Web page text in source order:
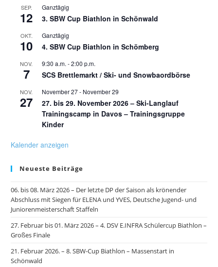
SEP.
12
Ganztägig
3. SBW Cup Biathlon in Schönwald
OKT.
10
Ganztägig
4. SBW Cup Biathlon in Schömberg
NOV.
7
9:30 a.m. -2:00 p.m.
SCS Brettlemarkt / Ski- und Snowbaordbörse
NOV.
27
November 27- November 29
27. bis 29. November 2026 – Ski-Langlauf
Trainingscamp in Davos – Trainingsgruppe
Kinder
Kalender anzeigen
Neueste Beiträge
06. bis 08. März 2026 – Der letzte DP der Saison als krönender
Abschluss mit Siegen für ELENA und YVES, Deutsche Jugend- und
Juniorenmeisterschaft Staffeln
27. Februar bis 01. März 2026 – 4. DSV E.INFRA Schülercup Biathlon –
Großes Finale
21. Februar 2026. – 8. SBW-Cup Biathlon – Massenstart in
Schönwald